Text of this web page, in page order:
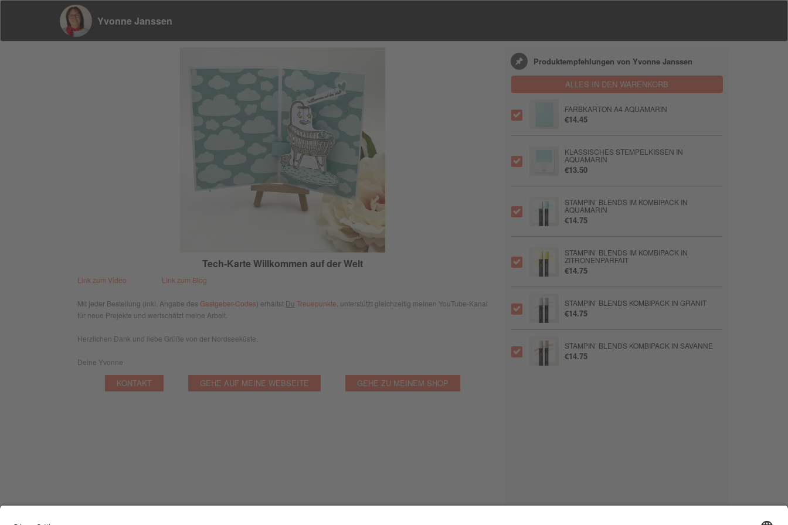
Yvonne Janssen
Tech-Karte Willkommen auf der Welt
Link zum Video Link zum Blog
Mit jeder Bestellung (inkl. Angabe des Gastgeber-Codes) erhältst Du Treuepunkte , unterstützt gleichzeitig meinen YouTube-Kanal
für neue Projekte und wertschätzt meine Arbeit.
Herzlichen Dank und liebe Grüße von der Nordseeküste.
Deine Yvonne
KONTAKT GEHE AUF MEINE WEBSEITE GEHE ZU MEINEM SHOP
Produktempfehlungen von Yvonne Janssen
ALLES IN DEN WARENKORB
FARBKARTON A4 AQUAMARIN
€14.45
KLASSISCHES STEMPELKISSEN IN
AQUAMARIN
€13.50
STAMPIN’ BLENDS IM KOMBIPACK IN
AQUAMARIN
€14.75
STAMPIN’ BLENDS IM KOMBIPACK IN
ZITRONENPARFAIT
€14.75
STAMPIN’ BLENDS KOMBIPACK IN GRANIT
€14.75
STAMPIN’ BLENDS KOMBIPACK IN SAVANNE
€14.75